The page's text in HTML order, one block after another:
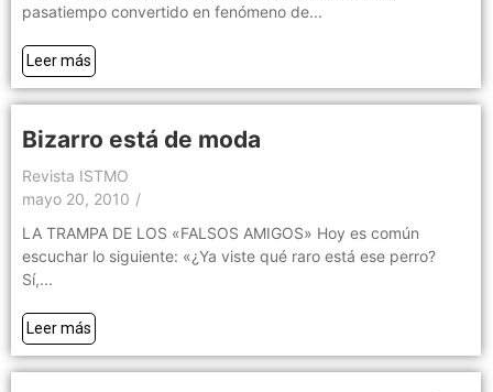
pasatiempo convertido en fenómeno de...
Leer más
Bizarro está de moda
Revista ISTMO
mayo 20, 2010 /
LA TRAMPA DE LOS «FALSOS AMIGOS» Hoy es común
escuchar lo siguiente: «¿Ya viste qué raro está ese perro?
Sí,...
Leer más